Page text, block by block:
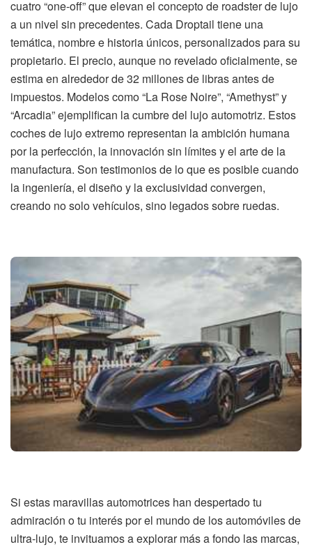
cuatro “one-off” que elevan el concepto de roadster de lujo
a un nivel sin precedentes. Cada Droptail tiene una
temática, nombre e historia únicos, personalizados para su
propietario. El precio, aunque no revelado oficialmente, se
estima en alrededor de 32 millones de libras antes de
impuestos. Modelos como “La Rose Noire”, “Amethyst” y
“Arcadia” ejemplifican la cumbre del lujo automotriz. Estos
coches de lujo extremo representan la ambición humana
por la perfección, la innovación sin límites y el arte de la
manufactura. Son testimonios de lo que es posible cuando
la ingeniería, el diseño y la exclusividad convergen,
creando no solo vehículos, sino legados sobre ruedas.
Si estas maravillas automotrices han despertado tu
admiración o tu interés por el mundo de los automóviles de
ultra-lujo, te invituamos a explorar más a fondo las marcas,